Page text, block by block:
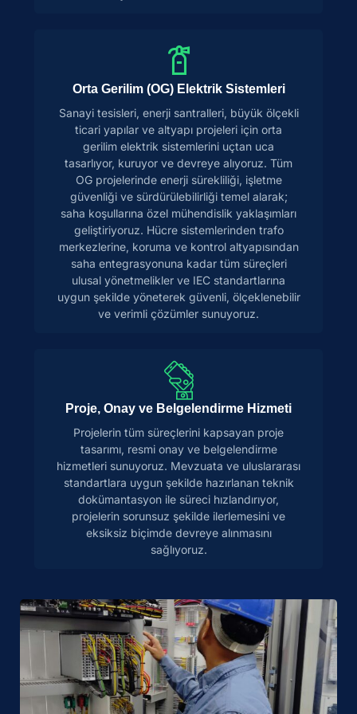
Orta Gerilim (OG) Elektrik Sistemleri
Sanayi tesisleri, enerji santralleri, büyük ölçekli
ticari yapılar ve altyapı projeleri için orta
gerilim elektrik sistemlerini uçtan uca
tasarlıyor, kuruyor ve devreye alıyoruz. Tüm
OG projelerinde enerji sürekliliği, işletme
güvenliği ve sürdürülebilirliği temel alarak;
saha koşullarına özel mühendislik yaklaşımları
geliştiriyoruz. Hücre sistemlerinden trafo
merkezlerine, koruma ve kontrol altyapısından
saha entegrasyonuna kadar tüm süreçleri
ulusal yönetmelikler ve IEC standartlarına
uygun şekilde yöneterek güvenli, ölçeklenebilir
ve verimli çözümler sunuyoruz.
Proje, Onay ve Belgelendirme Hizmeti
Projelerin tüm süreçlerini kapsayan proje
tasarımı, resmi onay ve belgelendirme
hizmetleri sunuyoruz. Mevzuata ve uluslararası
standartlara uygun şekilde hazırlanan teknik
dokümantasyon ile süreci hızlandırıyor,
projelerin sorunsuz şekilde ilerlemesini ve
eksiksiz biçimde devreye alınmasını
sağlıyoruz.